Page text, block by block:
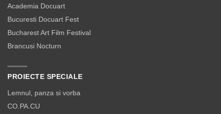
Academia Docuart
Bucuresti Docuart Fest
Bucharest Art Film Festival
Brancusi Nocturn
PROIECTE SPECIALE
Lemnul, panza si vorba
CO.PA.CU